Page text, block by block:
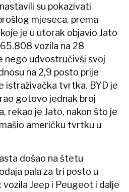
nastavili su pokazivati ​​
mjeseca, prema
je u utorak objavio Jato
vozila na 28
nego udvostručivši svoj
na 2,9 posto prije
istraživačka tvrtka. BYD je
gotovo jednak broj
rekao je Jato, nakon što je
američku tvrtku u
došao na štetu
pala za tri posto u
Jeep i Peugeot i dalje